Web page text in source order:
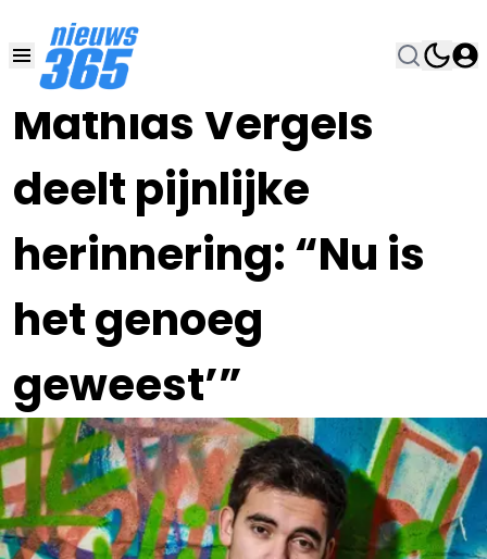
Mathias Vergels
deelt pijnlijke
herinnering: “Nu is
het genoeg
geweest’”
22 FEB 2022, 9:00